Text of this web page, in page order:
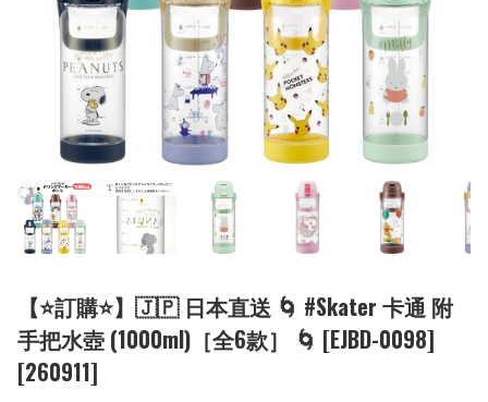
【⭐訂購⭐】🇯🇵 日本直送 🌀 #Skater 卡通 附
手把水壺 (1000ml)［全6款］ 🌀 [EJBD-0098]
[260911]